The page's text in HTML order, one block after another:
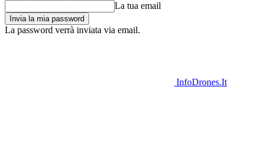
La tua email
La password verrà inviata via email.
InfoDrones.It